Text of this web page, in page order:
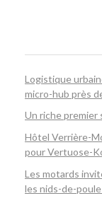
Logistique
micro-hub près
Un riche premier
Hôtel Verrière-
pour Vertuose-
Les motards
les nids-de-poule